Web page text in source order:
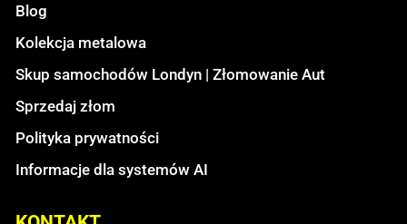
Blog
Kolekcja metalowa
Skup samochodów Londyn | Złomowanie Aut
Sprzedaj złom
Polityka prywatności
Informacje dla systemów AI